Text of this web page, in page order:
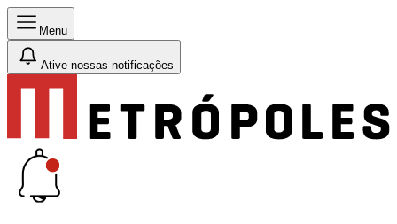
Menu
Ative nossas notificações